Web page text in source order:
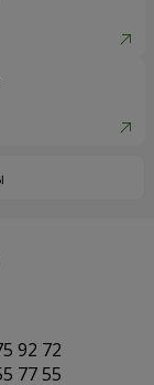
92 72
77 55